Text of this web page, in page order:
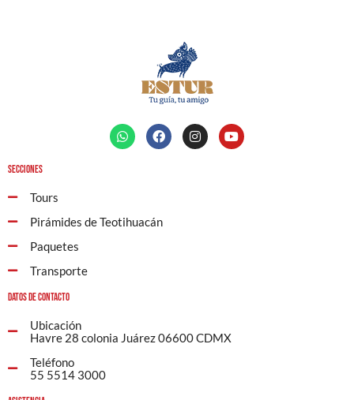
Secciones
Tours
Pirámides de Teotihuacán
Paquetes
Transporte
Datos de contacto
Ubicación
Havre 28 colonia Juárez 06600 CDMX
Teléfono
55 5514 3000